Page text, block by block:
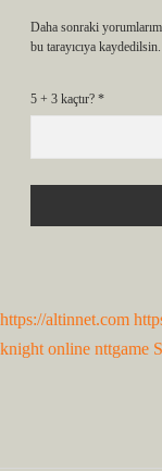
Daha sonraki
bu tarayıcıya kaydedilsin.
5 + 3 kaçtır? *
https://altinnet.com
knight online nttgame